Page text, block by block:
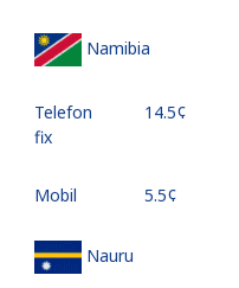
Namibia
Telefon
fix
⁦14.5¢⁩
Mobil ⁦5.5¢⁩
Nauru